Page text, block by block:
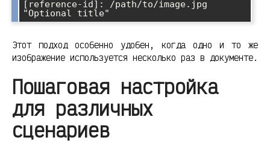
[reference-id]: /path/to/image.jpg
"Optional title"
Этот подход особенно удобен, когда одно и то же
изображение используется несколько раз в документе.
Пошаговая настройка
для различных
сценариев